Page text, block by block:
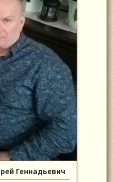
Геннадьевич